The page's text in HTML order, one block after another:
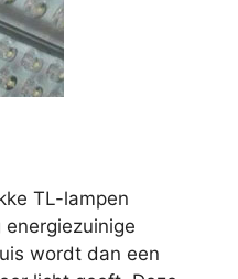
TL-lampen
wordt dan een